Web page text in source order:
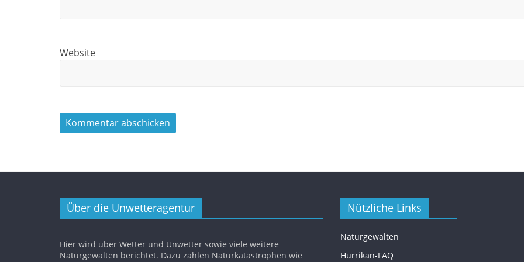
Website
Über die Unwetteragentur
Hier wird über Wetter und Unwetter sowie viele weitere
Naturgewalten berichtet. Dazu zählen Naturkatastrophen wie
Nützliche Links
Naturgewalten
Hurrikan-FAQ